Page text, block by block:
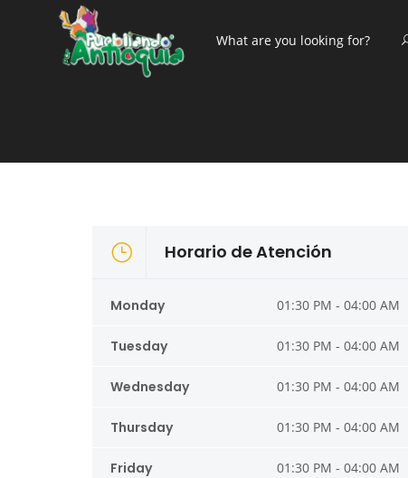
Horario de Atención
Monday 01:30 PM - 04:00 AM
Tuesday 01:30 PM - 04:00 AM
Wednesday 01:30 PM - 04:00 AM
Thursday 01:30 PM - 04:00 AM
Friday 01:30 PM - 04:00 AM